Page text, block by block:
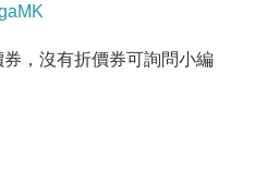
，沒有折價券可詢問小編